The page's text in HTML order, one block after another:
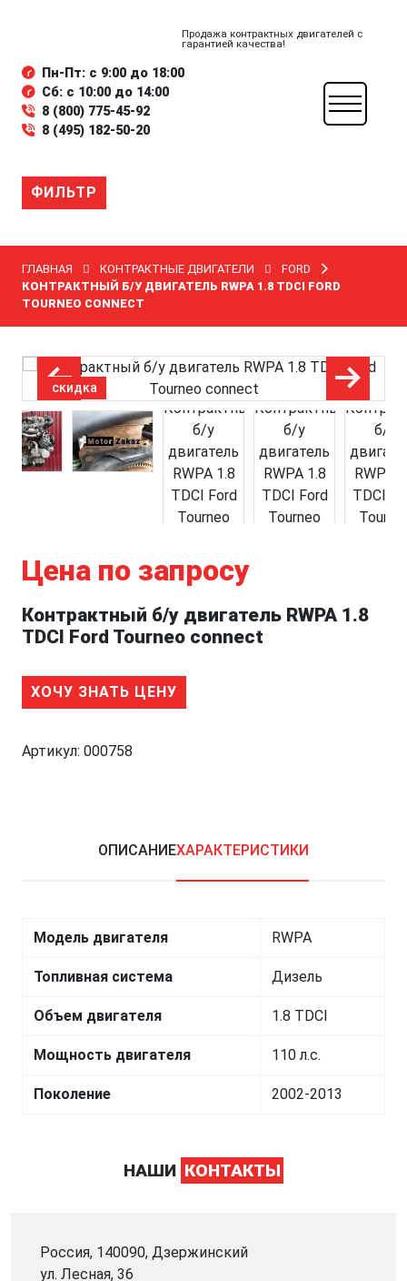
Продажа контрактных двигателей с
гарантией качества!
Пн-Пт: с 9:00 до 18:00
Сб: с 10:00 до 14:00
8 (800) 775-45-92
8 (495) 182-50-20
ФИЛЬТР
ГЛАВНАЯ КОНТРАКТНЫЕ ДВИГАТЕЛИ
FORD
КОНТРАКТНЫЙ Б/У ДВИГАТЕЛЬ RWPA 1.8 TDCI FORD
TOURNEO CONNECT
скидка
Цена по запросу
Контрактный б/у двигатель RWPA 1.8
TDCI Ford Tourneo connect
ХОЧУ ЗНАТЬ ЦЕНУ
Артикул: 000758
ОПИСАНИЕХАРАКТЕРИСТИКИ
Модель двигателя RWPA
Топливная система Дизель
Объем двигателя 1.8 TDCI
Мощность двигателя 110 л.с.
Поколение 2002-2013
НАШИ КОНТАКТЫ
Россия, 140090, Дзержинский
ул. Лесная, 36